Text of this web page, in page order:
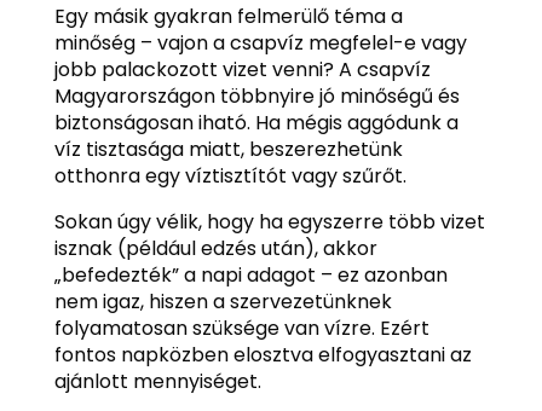
Egy másik gyakran felmerülő téma a
minőség – vajon a csapvíz megfelel-e vagy
jobb palackozott vizet venni? A csapvíz
Magyarországon többnyire jó minőségű és
biztonságosan iható. Ha mégis aggódunk a
víz tisztasága miatt, beszerezhetünk
otthonra egy víztisztítót vagy szűrőt.
Sokan úgy vélik, hogy ha egyszerre több vizet
isznak (például edzés után), akkor
„befedezték” a napi adagot – ez azonban
nem igaz, hiszen a szervezetünknek
folyamatosan szüksége van vízre. Ezért
fontos napközben elosztva elfogyasztani az
ajánlott mennyiséget.